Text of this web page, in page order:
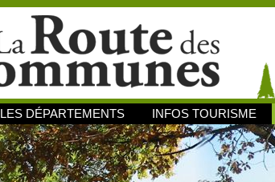
LES DÉPARTEMENTS INFOS TOURISME